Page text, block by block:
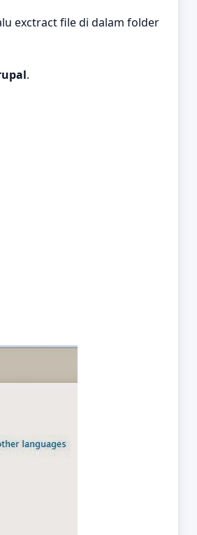
exctract file di dalam folder
.